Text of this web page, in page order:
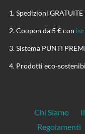
Spedizioni
Coupon da 5 € con
Sistema PUNTI
Prodotti eco-
Chi Siamo
Regolamenti